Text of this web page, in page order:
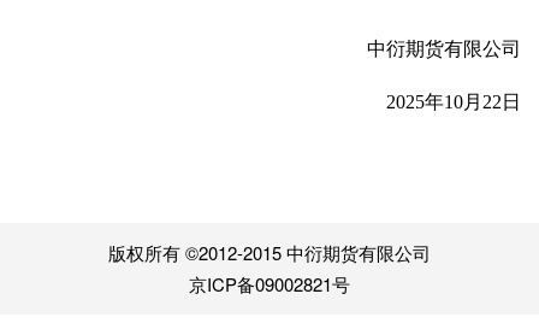
中衍期货有限公司
2025年10月22日
版权所有 ©2012-2015 中衍期货有限公司
京ICP备09002821号